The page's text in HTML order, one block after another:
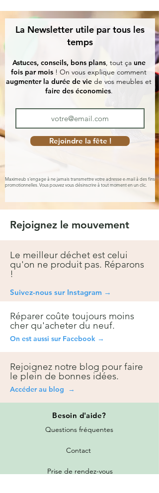
La Newsletter utile par tous les
temps
Astuces, conseils, bons plans, tout ça une
fois par mois ! On vous explique comment
augmenter la durée de vie de vos meubles et
faire des économies.
Rejoindre la fête !
Maximeub s'engage à ne jamais transmettre votre adresse e-mail à des fins
promotionnelles. Vous pouvez vous désinscrire à tout moment en un clic.
Rejoignez le mouvement
Le meilleur déchet est celui
qu'on ne produit pas. Réparons
!
Suivez-nous sur Instagram →
Réparer coûte toujours moins
cher qu'acheter du neuf.
On est aussi sur Facebook →
Rejoignez notre blog pour faire
le plein de bonnes idées.
Accéder au blog →
Besoin d'aide?
Questions fréquentes
Contact
Prise de rendez-vous